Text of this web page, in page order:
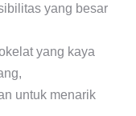
yang besar
yang kaya
untuk menarik